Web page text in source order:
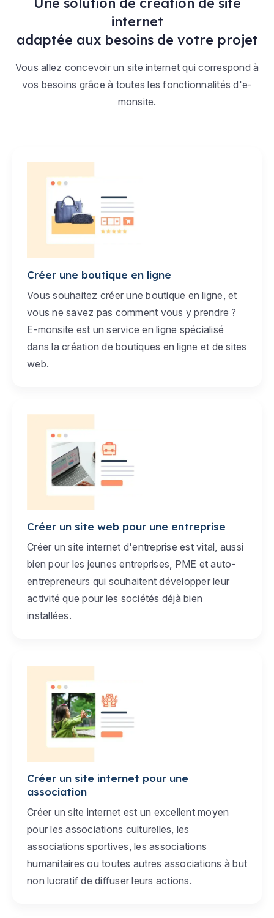
internet
adaptée aux besoins de votre projet
Vous allez concevoir un site internet qui correspond à
vos besoins grâce à toutes les fonctionnalités d'e-
monsite.
Créer une boutique en ligne
Vous souhaitez créer une boutique en ligne, et
vous ne savez pas comment vous y prendre ?
E-monsite est un service en ligne spécialisé
dans la création de boutiques en ligne et de sites
web.
Créer un site web pour une entreprise
Créer un site internet d'entreprise est vital, aussi
bien pour les jeunes entreprises, PME et auto-
entrepreneurs qui souhaitent développer leur
activité que pour les sociétés déjà bien
installées.
Créer un site internet pour une
association
Créer un site internet est un excellent moyen
pour les associations culturelles, les
associations sportives, les associations
humanitaires ou toutes autres associations à but
non lucratif de diffuser leurs actions.